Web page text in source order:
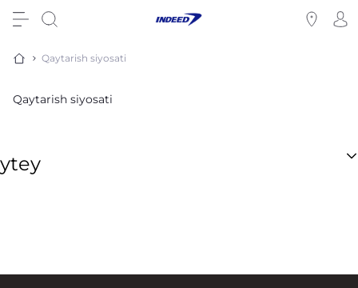
Qaytarish siyosati
Qaytarish siyosati
ytey